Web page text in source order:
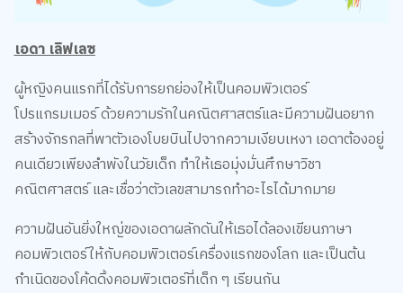
เอดา เลิฟเลซ
ผู้หญิงคนแรกที่ได้รับการยกย่องให้เป็นคอมพิวเตอร์
โปรแกรมเมอร์ ด้วยความรักในคณิตศาสตร์และมีความฝันอยาก
สร้างจักรกลที่พาตัวเองโบยบินไปจากความเงียบเหงา เอดาต้องอยู่
คนเดียวเพียงลำพังในวัยเด็ก ทำให้เธอมุ่งมั่นศึกษาวิชา
คณิตศาสตร์ และเชื่อว่าตัวเลขสามารถทำอะไรได้มากมาย
ความฝันอันยิ่งใหญ่ของเอดาผลักดันให้เธอได้ลองเขียนภาษา
คอมพิวเตอร์ให้กับคอมพิวเตอร์เครื่องแรกของโลก และเป็นต้น
กำเนิดของโค้ดดิ้งคอมพิวเตอร์ที่เด็ก ๆ เรียนกัน